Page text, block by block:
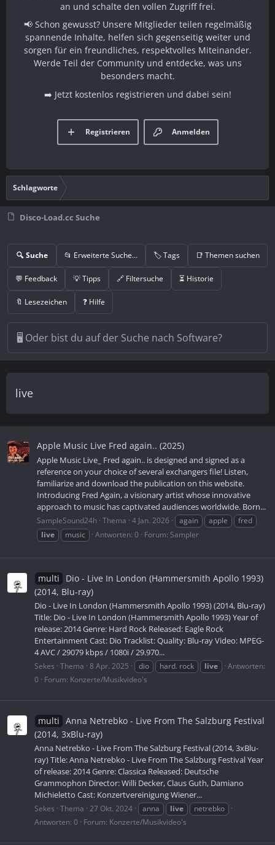
an und schalte den vollen Zugriff frei.
📢 Schon gewusst? Unsere Mitglieder teilen regelmäßig
spannende Inhalte, helfen sich gegenseitig weiter und
sorgen für ein freundliches, respektvolles Miteinander.
Werde Teil der Community und entdecke, was uns
besonders macht.
➡️ Jetzt kostenlos registrieren und dabei sein!
Anmelden
Registrieren
Schlagworte
Disco-Load.cc Suche
🔍 Suche 📂 Erweiterte Suche… 🏷️ Tags 📑 Themen suchen
💬 Feedback 💡 Tipps 🔗 Filtersuche ⏳ Historie
🔖 Lesezeichen ❓ Hilfe
live
Apple Music Live Fred again.. (2025)
Apple Music Live_ Fred again.. is designed and signed as a
reference on your choice of several exchangers file! Listen,
familiarize and download the publication on this website.
Introducing Fred Again, a visionary artist whose innovative
approach to music has captivated audiences worldwide. Born...
SampleSound24h Thema 4 Jan. 2026 again apple
fred
live
music Antworten: 0 Forum: Sampler
multi
Dio - Live In London (Hammersmith Apollo 1993)
(2014, Blu-ray)
Dio - Live In London (Hammersmith Apollo 1993) (2014, Blu-ray)
Title: Dio - Live In London (Hammersmith Apollo 1993) Year of
release: 2014 Genre: Hard Rock Released: Eagle Rock
Entertainment Cast: Dio Tracklist: Quality: Blu-ray Video: MPEG-
4 AVC / 29079 kbps / 1080i / 29.970...
Sekes Thema 8 Apr. 2025 dio hard. rock live
Antworten:
0
Forum: Konzerte/Musikvideo's
multi Anna Netrebko - Live From The Salzburg Festival
(2014, 3xBlu-ray)
Anna Netrebko - Live From The Salzburg Festival (2014, 3xBlu-
ray) Title: Anna Netrebko - Live From The Salzburg Festival Year
of release: 2014 Genre: Classica Released: Deutsche
Grammophon Director: Willi Decker, Claus Guth, Damiano
Michieletto Cast: Konzertvereinigung Wiener...
Sekes Thema 27 Okt. 2024 anna live
netrebko
Antworten: 0
Forum: Konzerte/Musikvideo's